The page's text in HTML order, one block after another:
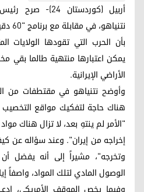
أربيل (كوردستان
بأن الحرب التي تقودها الولايات
يمكن اعتبارها منتهية طالما بقي
الأراضي الإيرانية.
وأوضح نتنياهو في مقتطفات من
هناك حاجة لتفكيك مواقع التخصيب
"الأمر لم ينتهِ بعد، لا تزال هناك
إخراجه من إيران". وعند سؤاله عن
وتخرجه"، مشيراً إلى أنه يفضل
الوصول المادي لتلك المواد، واصفاً